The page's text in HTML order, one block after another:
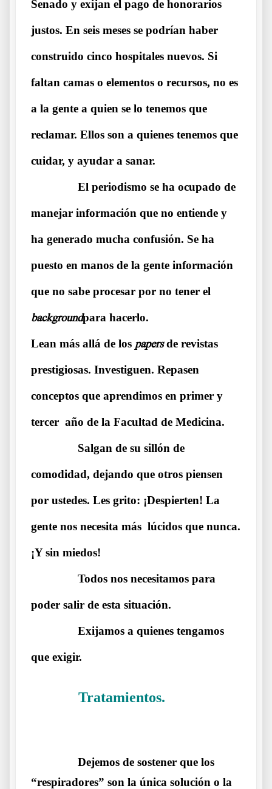
Senado y exijan el pago de honorarios
justos. En seis meses se podrían haber
construido cinco hospitales nuevos. Si
faltan camas o elementos o recursos, no es
a la gente a quien se lo tenemos que
reclamar. Ellos son a quienes tenemos que
cuidar, y ayudar a sanar.
El periodismo se ha ocupado de
manejar información que no entiende y
ha generado mucha confusión. Se ha
puesto en manos de la gente información
que no sabe procesar por no tener el
backgroundpara hacerlo.
Lean más allá de los papersde revistas
prestigiosas. Investiguen. Repasen
conceptos que aprendimos en primer y
tercer año de la Facultad de Medicina.
Salgan de su sillón de
comodidad, dejando que otros piensen
por ustedes. Les grito: ¡Despierten! La
gente nos necesita más lúcidos que nunca.
¡Y sin miedos!
Todos nos necesitamos para
poder salir de esta situación.
Exijamos a quienes tengamos
que exigir.
Tratamientos.
Dejemos de sostener que los
“respiradores” son la única solución o la